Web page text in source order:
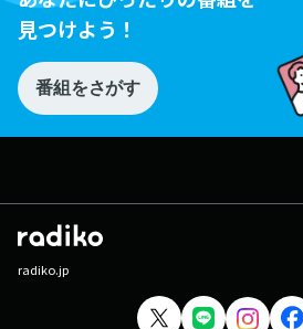
見つけよう！
番組をさがす
radiko.jp